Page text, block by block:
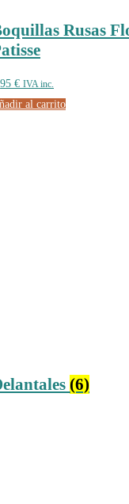
Rusas
€ IVA inc.
al carrito
(6)